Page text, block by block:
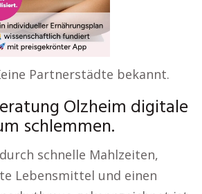
Partnerstädte bekannt.
Olzheim digitale
schlemmen.
schnelle Mahlzeiten,
Lebensmittel und einen